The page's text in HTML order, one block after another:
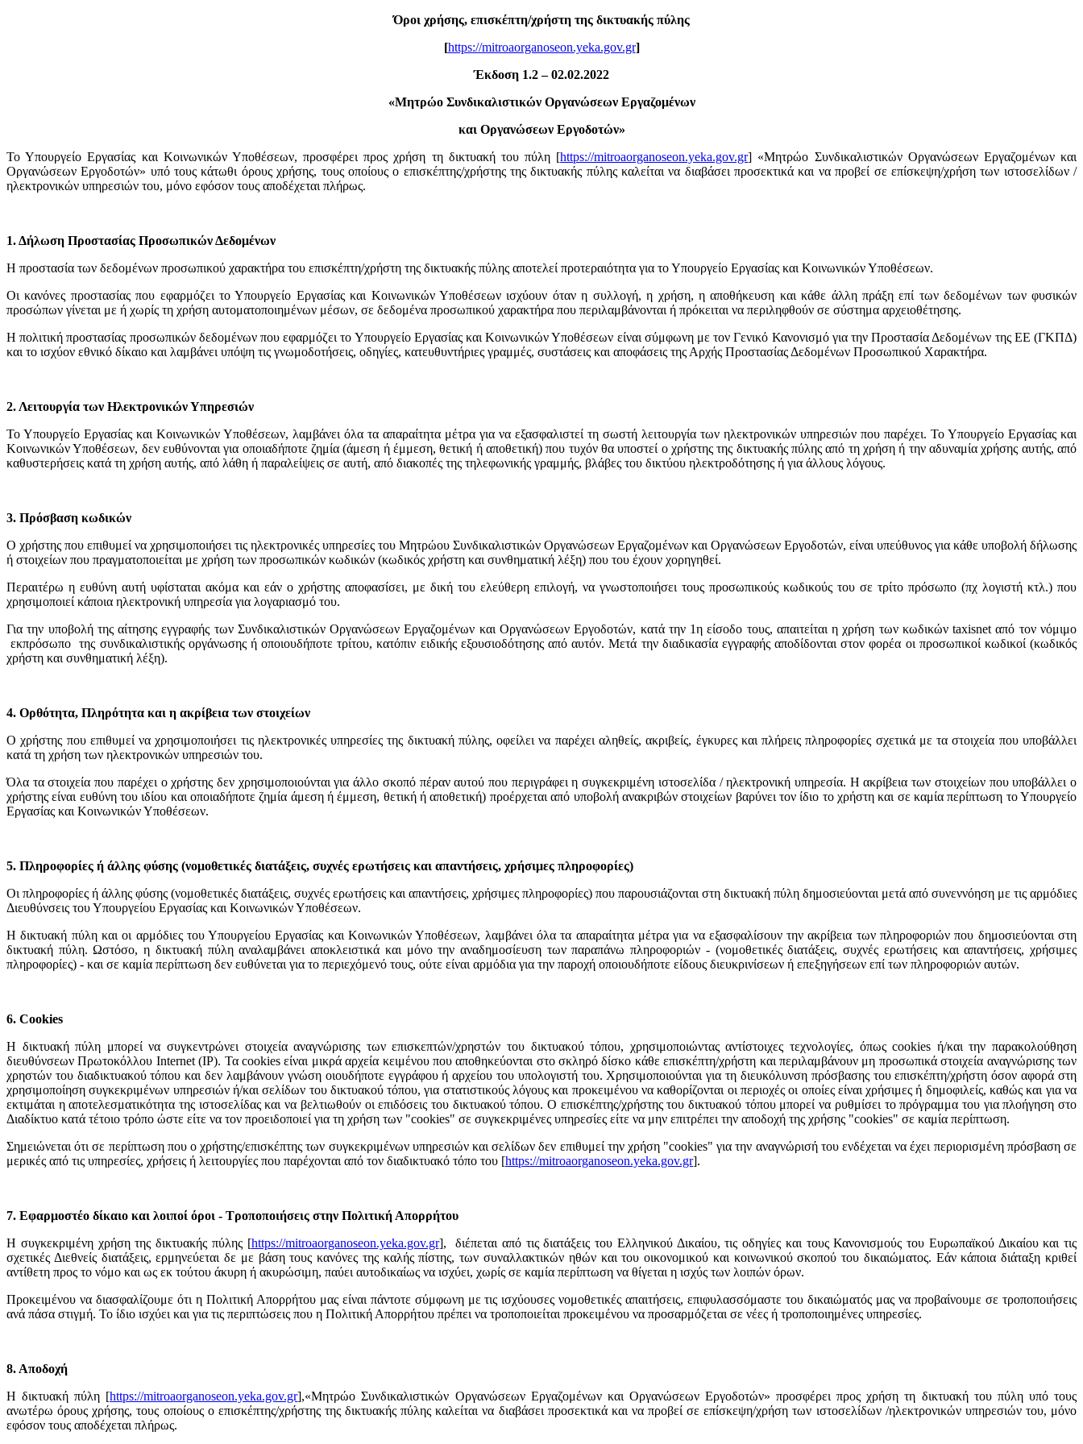
Όροι χρήσης, επισκέπτη/χρήστη της δικτυακής πύλης
[https://mitroaorganoseon.yeka.gov.gr]
Έκδοση 1.2 – 02.02.2022
«Μητρώο Συνδικαλιστικών Οργανώσεων Εργαζομένων
και Οργανώσεων Εργοδοτών»
Το Υπουργείο Εργασίας και Κοινωνικών Υποθέσεων, προσφέρει προς χρήση τη δικτυακή του πύλη [https://mitroaorganoseon.yeka.gov.gr] «Μητρώο Συνδικαλιστικών Οργανώσεων Εργαζομένων και
Οργανώσεων Εργοδοτών» υπό τους κάτωθι όρους χρήσης, τους οποίους ο επισκέπτης/χρήστης της δικτυακής πύλης καλείται να διαβάσει προσεκτικά και να προβεί σε επίσκεψη/χρήση των ιστοσελίδων /
ηλεκτρονικών υπηρεσιών του, μόνο εφόσον τους αποδέχεται πλήρως.
1. Δήλωση Προστασίας Προσωπικών Δεδομένων
H προστασία των δεδομένων προσωπικού χαρακτήρα του επισκέπτη/χρήστη της δικτυακής πύλης αποτελεί προτεραιότητα για το Υπουργείο Εργασίας και Κοινωνικών Υποθέσεων.
Οι κανόνες προστασίας που εφαρμόζει το Υπουργείο Εργασίας και Κοινωνικών Υποθέσεων ισχύουν όταν η συλλογή, η χρήση, η αποθήκευση και κάθε άλλη πράξη επί των δεδομένων των φυσικών
προσώπων γίνεται με ή χωρίς τη χρήση αυτοματοποιημένων μέσων, σε δεδομένα προσωπικού χαρακτήρα που περιλαμβάνονται ή πρόκειται να περιληφθούν σε σύστημα αρχειοθέτησης.
Η πολιτική προστασίας προσωπικών δεδομένων που εφαρμόζει το Υπουργείο Εργασίας και Κοινωνικών Υποθέσεων είναι σύμφωνη με τον Γενικό Κανονισμό για την Προστασία Δεδομένων της ΕΕ (ΓΚΠΔ)
και το ισχύον εθνικό δίκαιο και λαμβάνει υπόψη τις γνωμοδοτήσεις, οδηγίες, κατευθυντήριες γραμμές, συστάσεις και αποφάσεις της Αρχής Προστασίας Δεδομένων Προσωπικού Χαρακτήρα.
2. Λειτουργία των Ηλεκτρονικών Υπηρεσιών
Το Υπουργείο Εργασίας και Κοινωνικών Υποθέσεων, λαμβάνει όλα τα απαραίτητα μέτρα για να εξασφαλιστεί τη σωστή λειτουργία των ηλεκτρονικών υπηρεσιών που παρέχει. Το Υπουργείο Εργασίας και
Κοινωνικών Υποθέσεων, δεν ευθύνονται για οποιαδήποτε ζημία (άμεση ή έμμεση, θετική ή αποθετική) που τυχόν θα υποστεί ο χρήστης της δικτυακής πύλης από τη χρήση ή την αδυναμία χρήσης αυτής, από
καθυστερήσεις κατά τη χρήση αυτής, από λάθη ή παραλείψεις σε αυτή, από διακοπές της τηλεφωνικής γραμμής, βλάβες του δικτύου ηλεκτροδότησης ή για άλλους λόγους.
3. Πρόσβαση κωδικών
Ο χρήστης που επιθυμεί να χρησιμοποιήσει τις ηλεκτρονικές υπηρεσίες του Μητρώου Συνδικαλιστικών Οργανώσεων Εργαζομένων και Οργανώσεων Εργοδοτών, είναι υπεύθυνος για κάθε υποβολή δήλωσης
ή στοιχείων που πραγματοποιείται με χρήση των προσωπικών κωδικών (κωδικός χρήστη και συνθηματική λέξη) που του έχουν χορηγηθεί.
Περαιτέρω η ευθύνη αυτή υφίσταται ακόμα και εάν ο χρήστης αποφασίσει, με δική του ελεύθερη επιλογή, να γνωστοποιήσει τους προσωπικούς κωδικούς του σε τρίτο πρόσωπο (πχ λογιστή κτλ.) που
χρησιμοποιεί κάποια ηλεκτρονική υπηρεσία για λογαριασμό του.
Για την υποβολή της αίτησης εγγραφής των Συνδικαλιστικών Οργανώσεων Εργαζομένων και Οργανώσεων Εργοδοτών, κατά την 1η είσοδο τους, απαιτείται η χρήση των κωδικών taxisnet από τον νόμιμο
εκπρόσωπο της συνδικαλιστικής οργάνωσης ή οποιουδήποτε τρίτου, κατόπιν ειδικής εξουσιοδότησης από αυτόν. Μετά την διαδικασία εγγραφής αποδίδονται στον φορέα οι προσωπικοί κωδικοί (κωδικός
χρήστη και συνθηματική λέξη).
4. Ορθότητα, Πληρότητα και η ακρίβεια των στοιχείων
Ο χρήστης που επιθυμεί να χρησιμοποιήσει τις ηλεκτρονικές υπηρεσίες της δικτυακή πύλης, οφείλει να παρέχει αληθείς, ακριβείς, έγκυρες και πλήρεις πληροφορίες σχετικά με τα στοιχεία που υποβάλλει
κατά τη χρήση των ηλεκτρονικών υπηρεσιών του.
Όλα τα στοιχεία που παρέχει ο χρήστης δεν χρησιμοποιούνται για άλλο σκοπό πέραν αυτού που περιγράφει η συγκεκριμένη ιστοσελίδα / ηλεκτρονική υπηρεσία. Η ακρίβεια των στοιχείων που υποβάλλει ο
χρήστης είναι ευθύνη του ιδίου και οποιαδήποτε ζημία άμεση ή έμμεση, θετική ή αποθετική) προέρχεται από υποβολή ανακριβών στοιχείων βαρύνει τον ίδιο το χρήστη και σε καμία περίπτωση το Υπουργείο
Εργασίας και Κοινωνικών Υποθέσεων.
5. Πληροφορίες ή άλλης φύσης (νομοθετικές διατάξεις, συχνές ερωτήσεις και απαντήσεις, χρήσιμες πληροφορίες)
Οι πληροφορίες ή άλλης φύσης (νομοθετικές διατάξεις, συχνές ερωτήσεις και απαντήσεις, χρήσιμες πληροφορίες) που παρουσιάζονται στη δικτυακή πύλη δημοσιεύονται μετά από συνεννόηση με τις αρμόδιες
Διευθύνσεις του Υπουργείου Εργασίας και Κοινωνικών Υποθέσεων.
Η δικτυακή πύλη και οι αρμόδιες του Υπουργείου Εργασίας και Κοινωνικών Υποθέσεων, λαμβάνει όλα τα απαραίτητα μέτρα για να εξασφαλίσουν την ακρίβεια των πληροφοριών που δημοσιεύονται στη
δικτυακή πύλη. Ωστόσο, η δικτυακή πύλη αναλαμβάνει αποκλειστικά και μόνο την αναδημοσίευση των παραπάνω πληροφοριών - (νομοθετικές διατάξεις, συχνές ερωτήσεις και απαντήσεις, χρήσιμες
πληροφορίες) - και σε καμία περίπτωση δεν ευθύνεται για το περιεχόμενό τους, ούτε είναι αρμόδια για την παροχή οποιουδήποτε είδους διευκρινίσεων ή επεξηγήσεων επί των πληροφοριών αυτών.
6. Cookies
Η δικτυακή πύλη μπορεί να συγκεντρώνει στοιχεία αναγνώρισης των επισκεπτών/χρηστών του δικτυακού τόπου, χρησιμοποιώντας αντίστοιχες τεχνολογίες, όπως cookies ή/και την παρακολούθηση
διευθύνσεων Πρωτοκόλλου Internet (IP). Τα cookies είναι μικρά αρχεία κειμένου που αποθηκεύονται στο σκληρό δίσκο κάθε επισκέπτη/χρήστη και περιλαμβάνουν μη προσωπικά στοιχεία αναγνώρισης των
χρηστών του διαδικτυακού τόπου και δεν λαμβάνουν γνώση οιουδήποτε εγγράφου ή αρχείου του υπολογιστή του. Χρησιμοποιούνται για τη διευκόλυνση πρόσβασης του επισκέπτη/χρήστη όσον αφορά στη
χρησιμοποίηση συγκεκριμένων υπηρεσιών ή/και σελίδων του δικτυακού τόπου, για στατιστικούς λόγους και προκειμένου να καθορίζονται οι περιοχές οι οποίες είναι χρήσιμες ή δημοφιλείς, καθώς και για να
εκτιμάται η αποτελεσματικότητα της ιστοσελίδας και να βελτιωθούν οι επιδόσεις του δικτυακού τόπου. Ο επισκέπτης/χρήστης του δικτυακού τόπου μπορεί να ρυθμίσει το πρόγραμμα του για πλοήγηση στο
Διαδίκτυο κατά τέτοιο τρόπο ώστε είτε να τον προειδοποιεί για τη χρήση των "cookies" σε συγκεκριμένες υπηρεσίες είτε να μην επιτρέπει την αποδοχή της χρήσης "cookies" σε καμία περίπτωση.
Σημειώνεται ότι σε περίπτωση που ο χρήστης/επισκέπτης των συγκεκριμένων υπηρεσιών και σελίδων δεν επιθυμεί την χρήση "cookies" για την αναγνώρισή του ενδέχεται να έχει περιορισμένη πρόσβαση σε
μερικές από τις υπηρεσίες, χρήσεις ή λειτουργίες που παρέχονται από τον διαδικτυακό τόπο του [https://mitroaorganoseon.yeka.gov.gr].
7. Εφαρμοστέο δίκαιο και λοιποί όροι - Τροποποιήσεις στην Πολιτική Απορρήτου
Η συγκεκριμένη χρήση της δικτυακής πύλης [https://mitroaorganoseon.yeka.gov.gr], διέπεται από τις διατάξεις του Ελληνικού Δικαίου, τις οδηγίες και τους Κανονισμούς του Ευρωπαϊκού Δικαίου και τις
σχετικές Διεθνείς διατάξεις, ερμηνεύεται δε με βάση τους κανόνες της καλής πίστης, των συναλλακτικών ηθών και του οικονομικού και κοινωνικού σκοπού του δικαιώματος. Εάν κάποια διάταξη κριθεί
αντίθετη προς το νόμο και ως εκ τούτου άκυρη ή ακυρώσιμη, παύει αυτοδικαίως να ισχύει, χωρίς σε καμία περίπτωση να θίγεται η ισχύς των λοιπών όρων.
Προκειμένου να διασφαλίζουμε ότι η Πολιτική Απορρήτου μας είναι πάντοτε σύμφωνη με τις ισχύουσες νομοθετικές απαιτήσεις, επιφυλασσόμαστε του δικαιώματός μας να προβαίνουμε σε τροποποιήσεις
ανά πάσα στιγμή. Το ίδιο ισχύει και για τις περιπτώσεις που η Πολιτική Απορρήτου πρέπει να τροποποιείται προκειμένου να προσαρμόζεται σε νέες ή τροποποιημένες υπηρεσίες.
8. Αποδοχή
Η δικτυακή πύλη [https://mitroaorganoseon.yeka.gov.gr],«Μητρώο Συνδικαλιστικών Οργανώσεων Εργαζομένων και Οργανώσεων Εργοδοτών» προσφέρει προς χρήση τη δικτυακή του πύλη υπό τους
ανωτέρω όρους χρήσης, τους οποίους ο επισκέπτης/χρήστης της δικτυακής πύλης καλείται να διαβάσει προσεκτικά και να προβεί σε επίσκεψη/χρήση των ιστοσελίδων /ηλεκτρονικών υπηρεσιών του, μόνο
εφόσον τους αποδέχεται πλήρως.